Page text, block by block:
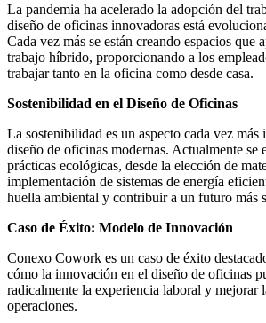
La pandemia ha acelerado la adopción del
diseño de oficinas innovadoras está
Cada vez más se están creando espacios que
trabajo híbrido, proporcionando a los
trabajar tanto en la oficina como desde casa.
Sostenibilidad en el Diseño de Oficinas
La sostenibilidad es un aspecto cada vez más
diseño de oficinas modernas. Actualmente se
prácticas ecológicas, desde la elección de
implementación de sistemas de energía
huella ambiental y contribuir a un futuro más
Caso de Éxito: Modelo de Innovación
Conexo Cowork es un caso de éxito
cómo la innovación en el diseño de oficinas
radicalmente la experiencia laboral y mejorar
operaciones.